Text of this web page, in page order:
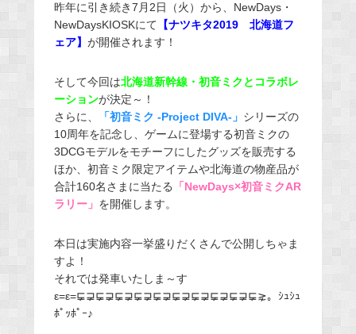
o
k
昨年に引き続き7月2日（火）から、NewDays・
NewDaysKIOSKにて 【ナツキタ2019 北海道フ
ェア】 が開催されます！
そして今回は北海道新幹線・初音ミクとコラボレ
ーションが決定～！
さらに、
「初音ミク -Project DIVA-」 シリーズの
10周年を記念し、ゲームに登場する初音ミクの
3DCGモデルをモチーフにしたグッズを販売する
ほか、初音ミク限定アイテムや北海道の物産品が
合計160名さまに当たる 「NewDays×初音ミクAR
ラリー」 を開催します。
本日は実施内容一挙盛りだくさんで公開しちゃま
すよ！
それでは発車いたしま～す
ε=ε=⋤⋥⋤⋥⋤⋥⋤⋥⋤⋥⋤⋥⋤⋥⋤⋥⋤⋥⋤⋧。ｼｭｼｭ
ﾎﾟｯﾎﾟｰ♪